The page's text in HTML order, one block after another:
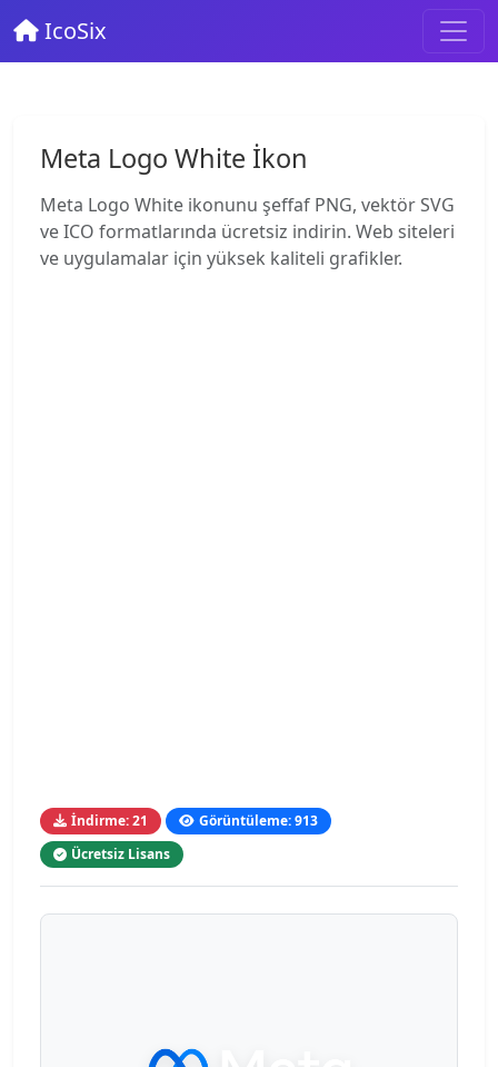
IcoSix
Meta Logo White İkon
Meta Logo White ikonunu şeffaf PNG, vektör SVG
ve ICO formatlarında ücretsiz indirin. Web siteleri
ve uygulamalar için yüksek kaliteli grafikler.
İndirme: 21
Görüntüleme: 913
Ücretsiz Lisans